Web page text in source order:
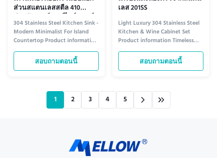
ส่วนสแตนเลสสตีล 410
สำหรับเคาน์เตอร์ไอส์แลนด์
304 Stainless Steel Kitchen Sink -
Modern Minimalist For Island
Countertop Product information
Elegant Design for Modern
Kitchens Crafted from premium
304 stainless steel, this
aesthetics. Its seamless,
undermount design integrates
สอบถามตอนนี้
เลส 201SS
Light Luxury 304 Stainless Steel
Kitchen & Wine Cabinet Set
Product information Timeless
Elegance for Your Kitchen The
Light Luxury 304 Stainless Steel
Kitchen & Wine Cabinet Set
Crafted from premium 304
stainless steel, this set resists ...
สอบถามตอนนี้
1 2 3 4 5